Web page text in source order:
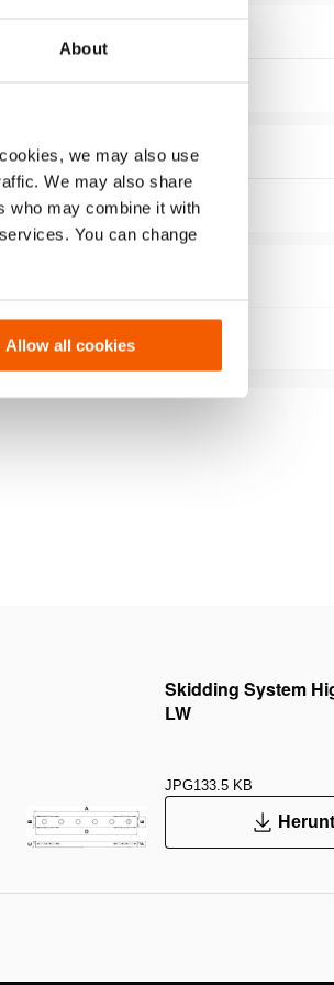
About
we may also use
We may also share
who may combine it with
You can change
Allow all cookies
Skidding System
LW
JPG133.5 KB